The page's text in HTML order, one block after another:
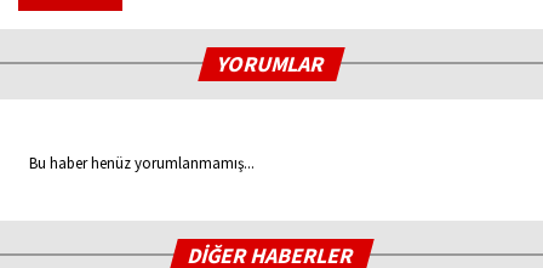
YORUMLAR
Bu haber henüz yorumlanmamış...
DİĞER HABERLER